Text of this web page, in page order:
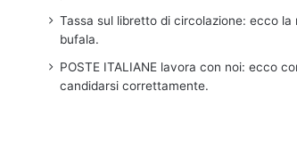
Tassa sul libretto di circolazione: ecco la
bufala.
POSTE ITALIANE lavora con noi: ecco
candidarsi correttamente.